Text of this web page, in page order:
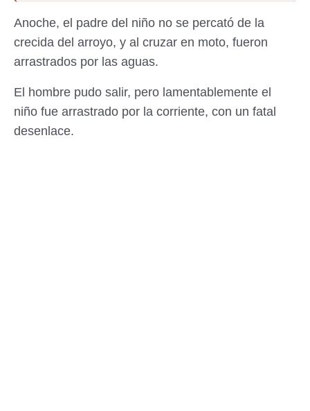
Anoche, el padre del niño no se percató de la
crecida del arroyo, y al cruzar en moto, fueron
arrastrados por las aguas.
El hombre pudo salir, pero lamentablemente el
niño fue arrastrado por la corriente, con un fatal
desenlace.